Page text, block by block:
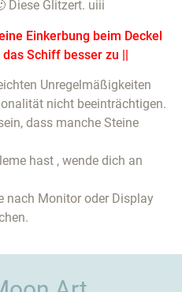
Diese Glitzert. uiii
Einkerbung beim Deckel
Schiff besser zu ||
Unregelmäßigkeiten
nicht beeinträchtigen.
dass manche Steine
hast , wende dich an
nach Monitor oder Display